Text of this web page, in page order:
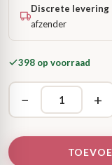
Discrete levering
afzender
398 op voorraad
− +